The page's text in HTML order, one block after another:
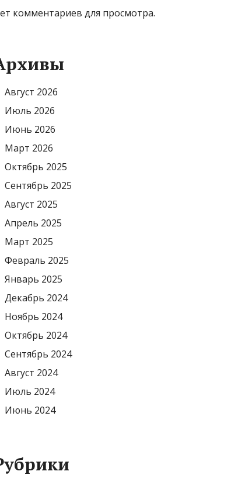
комментариев для просмотра.
Август 2026
Июль 2026
Июнь 2026
Март 2026
Октябрь 2025
Сентябрь 2025
Август 2025
Апрель 2025
Март 2025
Февраль 2025
Январь 2025
Декабрь 2024
Ноябрь 2024
Октябрь 2024
Сентябрь 2024
Август 2024
Июль 2024
Июнь 2024